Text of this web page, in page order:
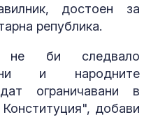
достоен за
република.
би следвало
и народните
ограничавани в
добави